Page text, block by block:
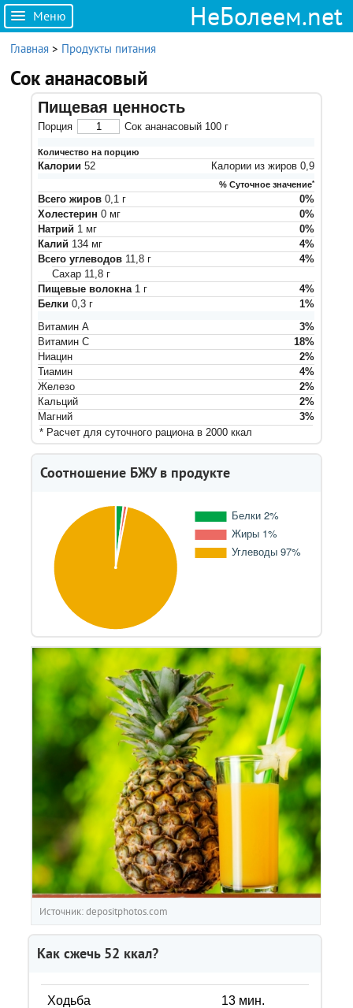
Меню НеБолеем.net
Главная > Продукты питания
Сок ананасовый
Пищевая ценность
Порция Сок ананасовый 100 г
Количество на порцию
Калории52 Калории из жиров0,9
% Суточное значение*
Всего жиров0,1 г 0%
Холестерин0 мг 0%
Натрий 1 мг 0%
Калий 134 мг 4%
Всего углеводов 11,8 г 4%
Сахар 11,8 г
Пищевые волокна 1 г 4%
Белки0,3 г 1%
Витамин A
3%
Витамин C
18%
Ниацин
2%
Тиамин
4%
Железо
2%
Кальций
2%
Магний
3%
* Расчет для суточного рациона в 2000 ккал
Соотношение БЖУ в продукте
Источник: depositphotos.com
Как сжечь 52 ккал?
Ходьба 13мин.